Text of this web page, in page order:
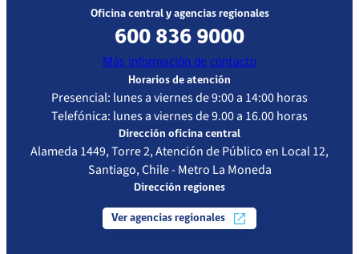
Oficina central y agencias regionales
600 836 9000
Más información de contacto
Horarios de atención
Presencial: lunes a viernes de 9:00 a 14:00 horas
Telefónica: lunes a viernes de 9.00 a 16.00 horas
Dirección oficina central
Alameda 1449, Torre 2, Atención de Público en Local 12,
Santiago, Chile - Metro La Moneda
Dirección regiones
Ver agencias regionales